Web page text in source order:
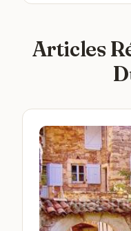
Articles